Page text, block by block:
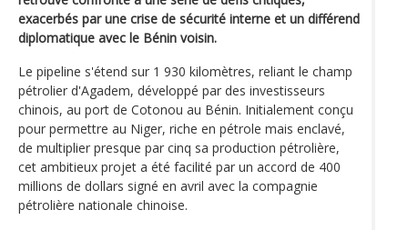
exacerbés par une crise de sécurité interne et un différend
diplomatique avec le Bénin voisin.
Le pipeline s'étend sur 1 930 kilomètres, reliant le champ
pétrolier d'Agadem, développé par des investisseurs
chinois, au port de Cotonou au Bénin. Initialement conçu
pour permettre au Niger, riche en pétrole mais enclavé,
de multiplier presque par cinq sa production pétrolière,
cet ambitieux projet a été facilité par un accord de 400
millions de dollars signé en avril avec la compagnie
pétrolière nationale chinoise.